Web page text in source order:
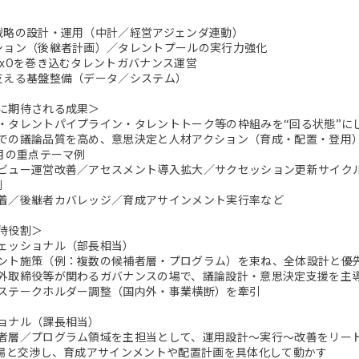
の設計・運用（中計／経営アジェンダ連動）
ン（後継者計画）／タレントプールの実行力強化
を巻き込むタレントガバナンス運営
る基盤整備（データ／システム）
期待される成果＞
タレントパイプライン・タレントトーク等の枠組みを“回る状態”に
の議論品質を高め、意思決定と人材アクション（育成・配置・登用
重点テーマ例
ュー運営改善／アセスメント導入拡大／サクセッション更新サイク
／後継者カバレッジ／育成アサインメント実行率など
役割＞
ッショナル（部長相当）
ト施策（例：複数の候補者層・プログラム）を束ね、全体設計と優
取締役等が関わるガバナンスの場で、議論設計・意思決定支援を主
テークホルダー調整（国内外・事業横断）を牽引
ナル（課長相当）
層／プログラム領域を主担当として、運用設計～実行～改善をリー
と交渉し、育成アサインメントや配置計画を具体化して動かす